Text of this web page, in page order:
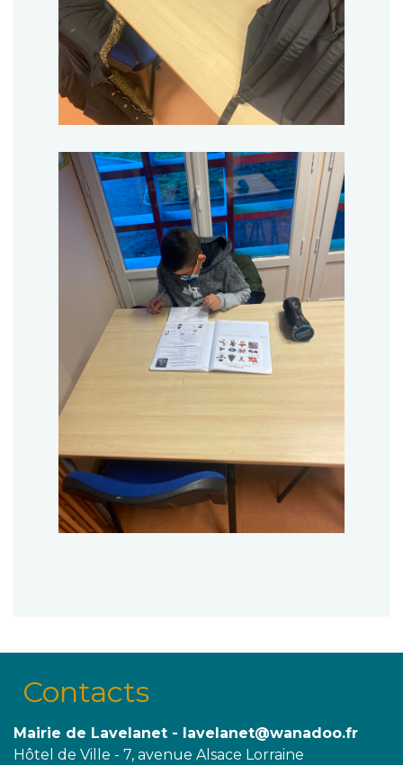
Contacts
Mairie de Lavelanet - lavelanet@wanadoo.fr
Hôtel de Ville - 7, avenue Alsace Lorraine